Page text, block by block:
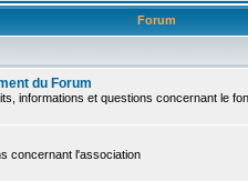
Forum
du Forum
informations et questions concernant le
concernant l'association